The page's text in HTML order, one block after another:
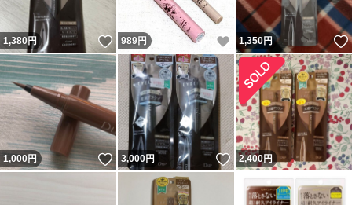
1,380円 いいね！
989円 いいね！
1,350円
1,000円 いいね！
3,000円 いいね！
2,400円